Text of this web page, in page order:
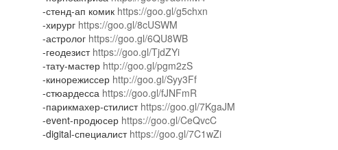
-стенд-ап комик https://goo.gl/g5chxn
-хирург https://goo.gl/8cUSWM
-астролог https://goo.gl/6QU8WB
-геодезист https://goo.gl/TjdZYi
-тату-мастер http://goo.gl/pgm2zS
-кинорежиссер http://goo.gl/Syy3Ff
-стюардесса https://goo.gl/fJNFmR
-парикмахер-стилист https://goo.gl/7KgaJM
-event-продюсер https://goo.gl/CeQvcC
-digital-специалист https://goo.gl/7C1wZi